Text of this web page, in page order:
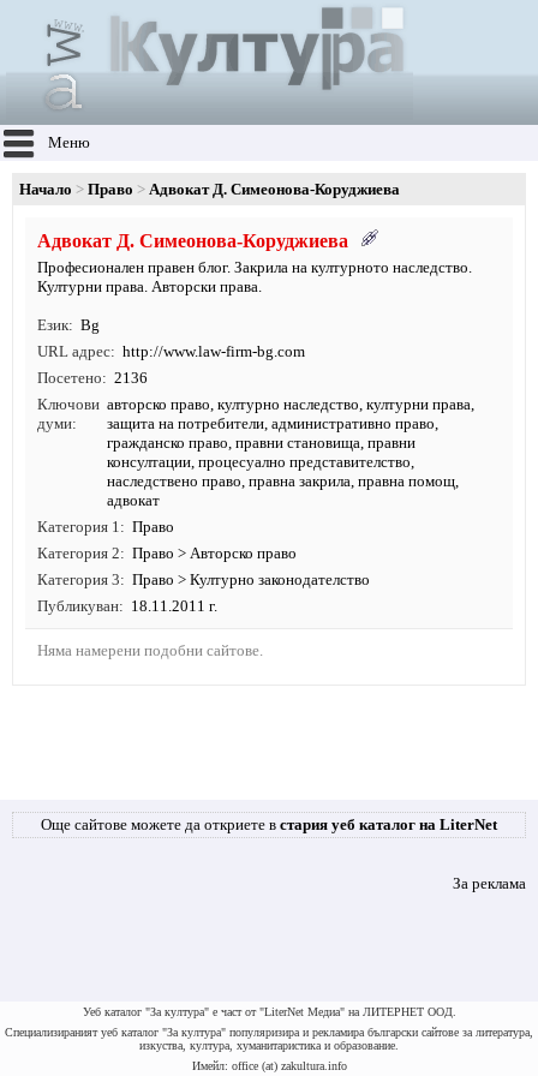
Меню
Начало Право Адвокат Д. Симеонова-Коруджиева
Адвокат Д. Симеонова-Коруджиева
Професионален правен блог. Закрила на културното наследство.
Културни права. Авторски права.
Език
Bg
URL адрес
http://www.law-firm-bg.com
Посетено
2136
Ключови
думи
авторско право, културно наследство, културни права,
защита на потребители, административно право,
гражданско право, правни становища, правни
консултации, процесуално представителство,
наследствено право, правна закрила, правна помощ,
адвокат
Категория 1
Право
Категория 2
Право > Авторско право
Категория 3
Право > Културно законодателство
Публикуван
18.11.2011 г.
Няма намерени подобни сайтове.
Още сайтове можете да откриете в стария уеб каталог на LiterNet
За реклама
Уеб каталог "За култура" е част от "LiterNet Медиа" на ЛИТЕРНЕТ ООД.
Специализираният уеб каталог "За култура" популяризира и рекламира български сайтове за литература,
изкуства, култура, хуманитаристика и образование.
Имейл: office (at) zakultura.info